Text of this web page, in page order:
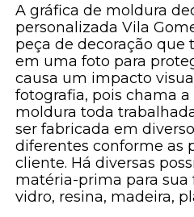
A gráfica de moldura
personalizada Vila
peça de decoração que
em uma foto para
causa um impacto
fotografia, pois chama
moldura toda
ser fabricada em
diferentes conforme as
cliente. Há diversas
matéria-prima para sua
vidro, resina, madeira,